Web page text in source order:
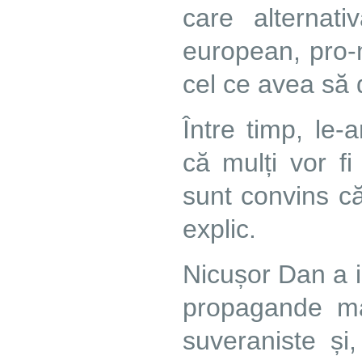
care
european,
cel ce avea să
Între timp, le-
că mulți vor
sunt convins
explic.
Nicușor Dan a
propagande
suveraniste